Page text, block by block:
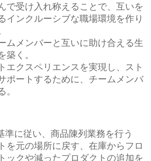
で受け入れ称えることで、互いを
インクルーシブな職場環境を作り
ムメンバーと互いに助け合える生
築く。
エクスペリエンスを実現し、スト
ポートするために、チームメンバ
準に従い、商品陳列業務を行う
を元の場所に戻す、在庫からフロ
ックや減ったプロダクトの追加を